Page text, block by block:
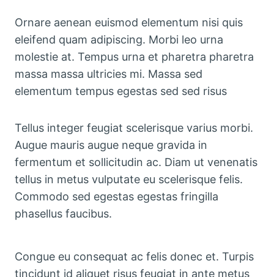
Ornare aenean euismod elementum nisi quis
eleifend quam adipiscing. Morbi leo urna
molestie at. Tempus urna et pharetra pharetra
massa massa ultricies mi. Massa sed
elementum tempus egestas sed sed risus
Tellus integer feugiat scelerisque varius morbi.
Augue mauris augue neque gravida in
fermentum et sollicitudin ac. Diam ut venenatis
tellus in metus vulputate eu scelerisque felis.
Commodo sed egestas egestas fringilla
phasellus faucibus.
Congue eu consequat ac felis donec et. Turpis
tincidunt id aliquet risus feugiat in ante metus